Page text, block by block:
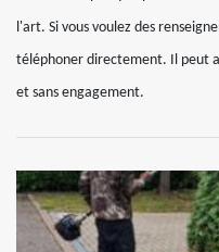
l'art. Si vous voulez des
téléphoner directement. Il peut
et sans engagement.